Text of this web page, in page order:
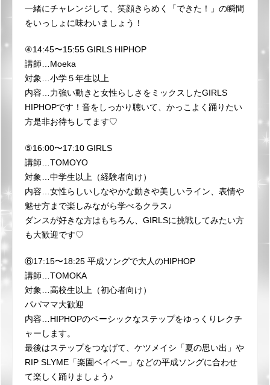
一緒にチャレンジして、笑顔きらめく「できた！」の瞬間
をいっしょに味わいましょう！
④14:45〜15:55 GIRLS HIPHOP
講師…Moeka
対象…小学５年生以上
内容…力強い動きと女性らしさをミックスしたGIRLS
HIPHOPです！音をしっかり聴いて、かっこよく踊りたい
方是非お待ちしてます♡
⑤16:00〜17:10 GIRLS
講師…TOMOYO
対象…中学生以上（経験者向け）
内容…女性らしいしなやかな動きや美しいライン、表情や
魅せ方まで楽しみながら学べるクラス♩
ダンスが好きな方はもちろん、GIRLSに挑戦してみたい方
も大歓迎です♡
⑥17:15〜18:25 平成ソングで大人のHIPHOP
講師…TOMOKA
対象…高校生以上（初心者向け）
パパママ大歓迎
内容…HIPHOPのベーシックなステップをゆっくりレクチ
ャーします。
最後はステップをつなげて、ケツメイシ「夏の思い出」や
RIP SLYME「楽園ベイベー」などの平成ソングに合わせ
て楽しく踊りましょう♪